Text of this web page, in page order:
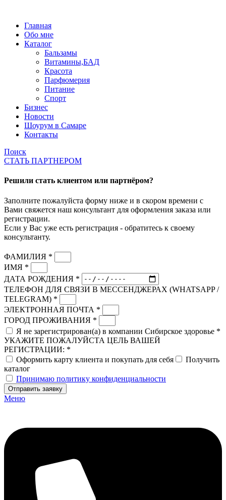
Главная
Обо мне
Каталог
Бальзамы
Витамины,БАД
Красота
Парфюмерия
Питание
Спорт
Бизнес
Новости
Шоурум в Самаре
Контакты
Поиск
СТАТЬ ПАРТНЕРОМ
Решили стать клиентом или партнёром?
Заполните пожалуйста форму ниже и в скором времени с
Вами свяжется наш консультант для оформления заказа или
регистрации.
Если у Вас уже есть регистрация - обратитесь к своему
консультанту.
ФАМИЛИЯ *
ИМЯ *
ДАТА РОЖДЕНИЯ *
ТЕЛЕФОН ДЛЯ СВЯЗИ В МЕССЕНДЖЕРАХ (WHATSAPP /
TELEGRAM) *
ЭЛЕКТРОННАЯ ПОЧТА *
ГОРОД ПРОЖИВАНИЯ *
Я не зарегистрирован(а) в компании Сибирское здоровье *
УКАЖИТЕ ПОЖАЛУЙСТА ЦЕЛЬ ВАШЕЙ
РЕГИСТРАЦИИ: *
Оформить карту клиента и покупать для себя
Получить
каталог
Принимаю политику конфиденциальности
Отправить заявку
Меню